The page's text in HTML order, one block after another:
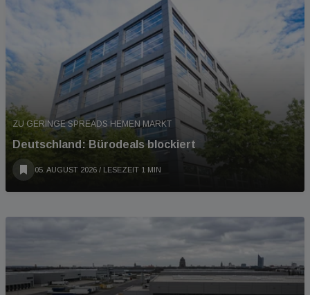
ZU GERINGE SPREADS HEMEN MARKT
Deutschland: Bürodeals blockiert
05. AUGUST 2026 / LESEZEIT 1 MIN